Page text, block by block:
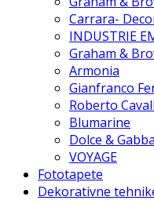
Carrara-
INDUSTRIE
Graham &
Armonia
Gianfranco
Roberto
Blumarine
Dolce &
VOYAGE
Fototapete
Dekorativne